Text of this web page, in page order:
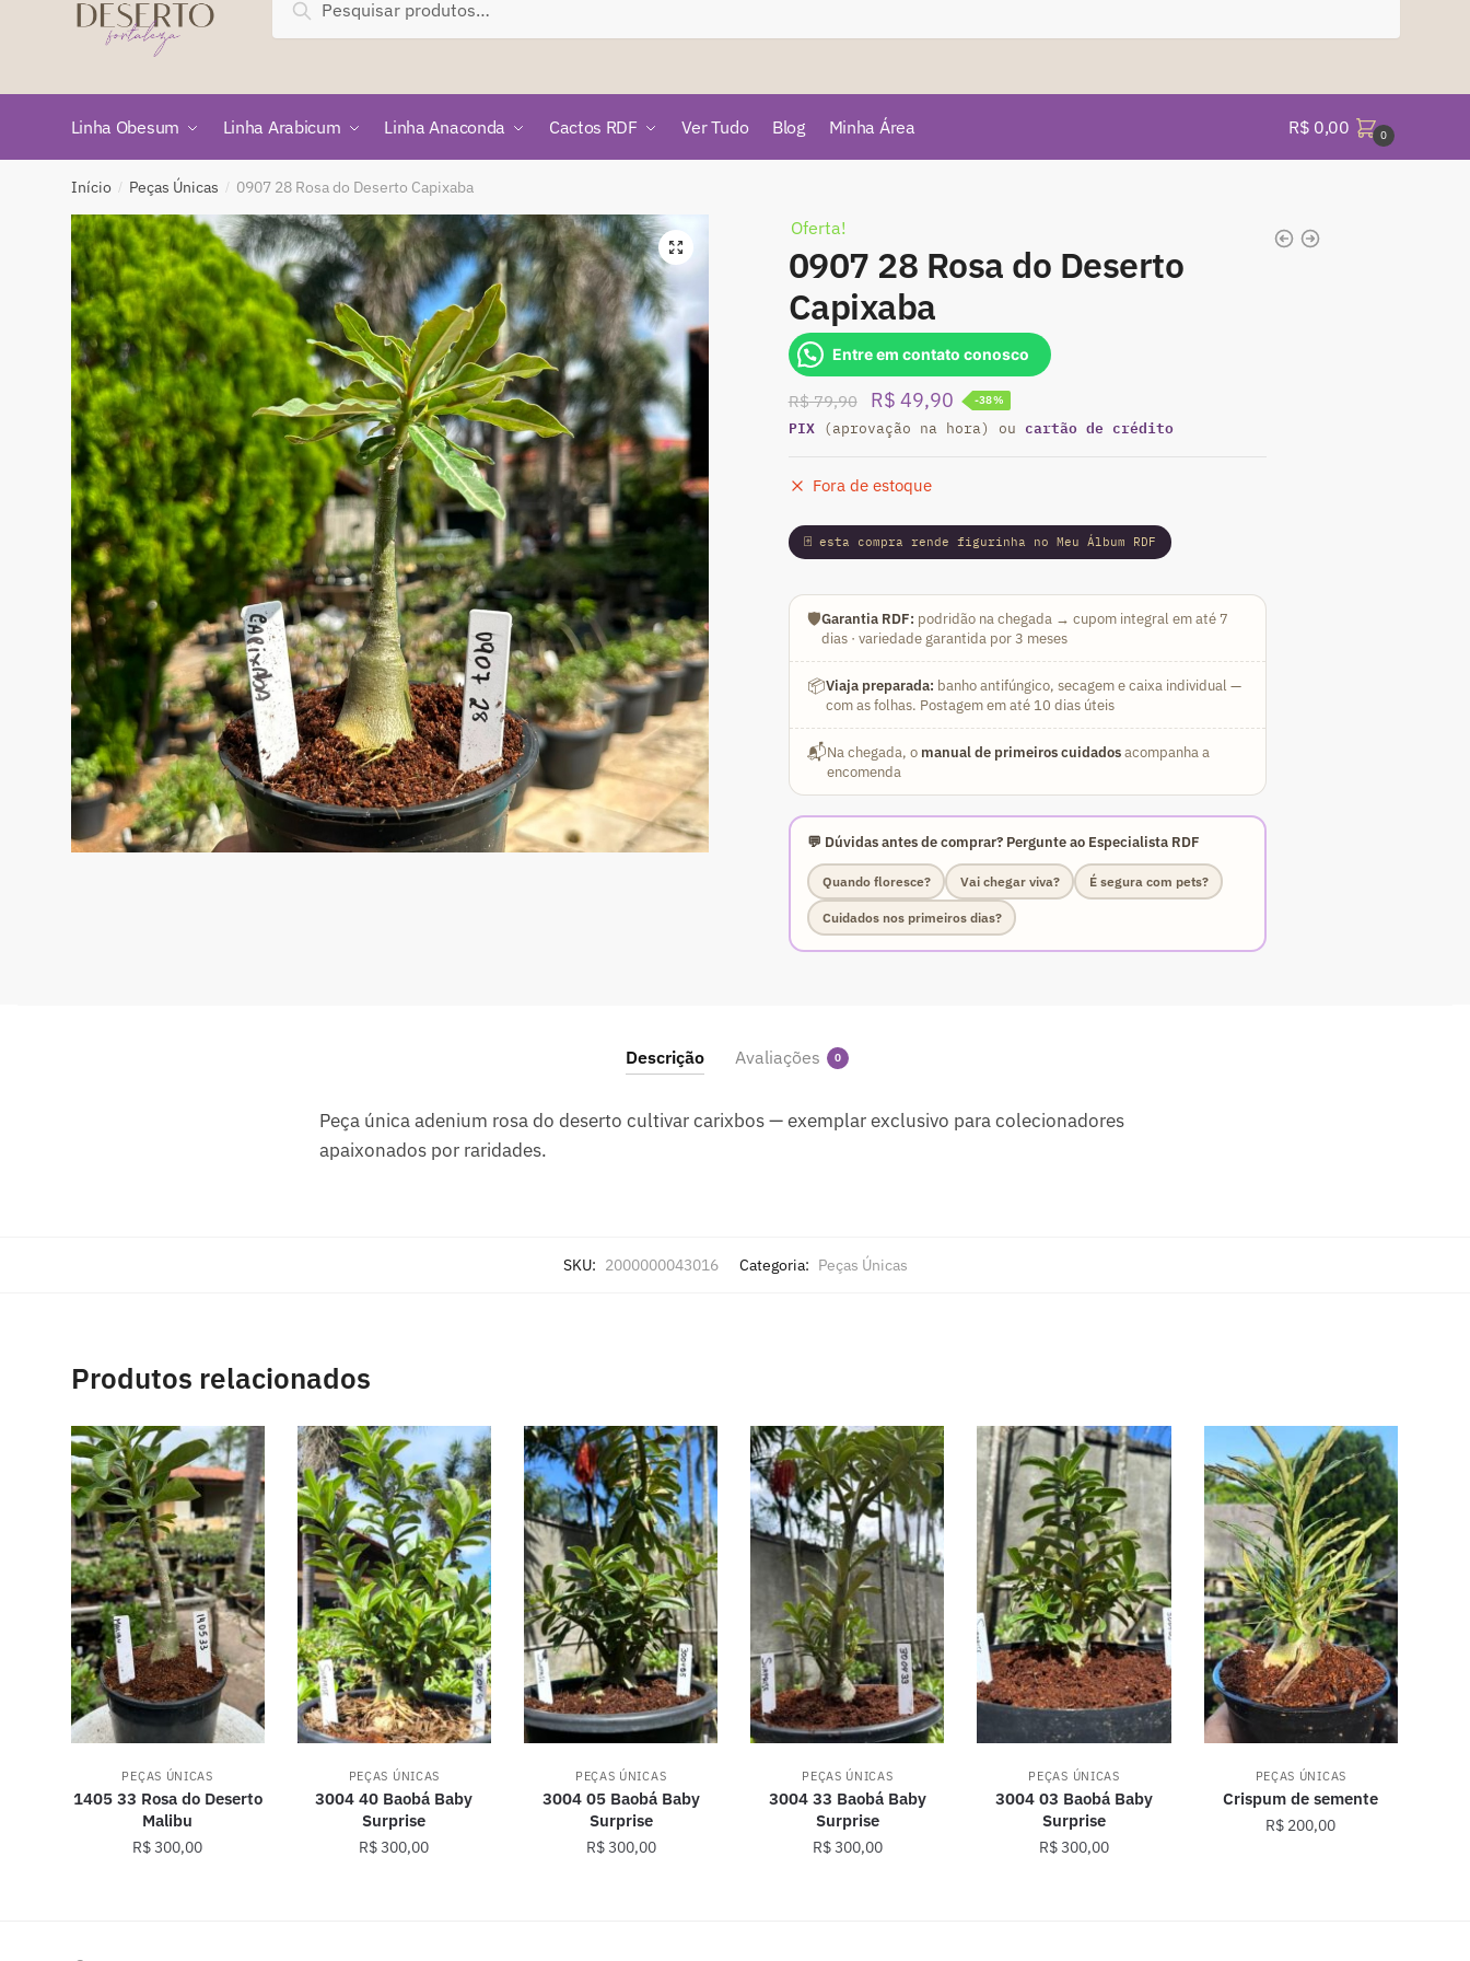
por:
Pesquisar
Linha Obesum Linha Arabicum Linha Anaconda Cactos RDF Ver Tudo Blog Minha Área R$ 0,00 0
Início / Peças Únicas / 0907 28 Rosa do Deserto Capixaba
🔍
Oferta!
0907 28 Rosa do Deserto
Capixaba
Entre em contato conosco
R$79,90
O
preço
era:
R$ 79,90.
R$ 49,90O
preço
R$ 49,90.
-38%
PIX(aprovação na hora) ou cartão de crédito
Fora de estoque
🃏 esta compra rende figurinha no Meu Álbum RDF
🛡️Garantia RDF: podridão na chegada → cupom integral em até 7
dias · variedade garantida por 3 meses
📦Viaja preparada: banho antifúngico, secagem e caixa individual —
com as folhas. Postagem em até 10 dias úteis
📬Na chegada, o manual de primeiros cuidadosacompanha a
encomenda
💬 Dúvidas antes de comprar? Pergunte ao Especialista RDF
Quando floresce? Vai chegar viva? É segura com pets?
Cuidados nos primeiros dias?
Descrição Avaliações 0
Peça única adenium rosa do deserto cultivar carixbos — exemplar exclusivo para colecionadores
apaixonados por raridades.
SKU: 2000000043016 Categoria: Peças Únicas
Produtos relacionados
PEÇAS ÚNICAS
1405 33 Rosa do Deserto
Malibu
R$300,00
PEÇAS ÚNICAS
3004 40 Baobá Baby
Surprise
R$300,00
PEÇAS ÚNICAS
3004 05 Baobá Baby
Surprise
R$300,00
PEÇAS ÚNICAS
3004 33 Baobá Baby
Surprise
R$300,00
PEÇAS ÚNICAS
3004 03 Baobá Baby
Surprise
R$300,00
PEÇAS ÚNICAS
Crispum de semente
R$ 200,00